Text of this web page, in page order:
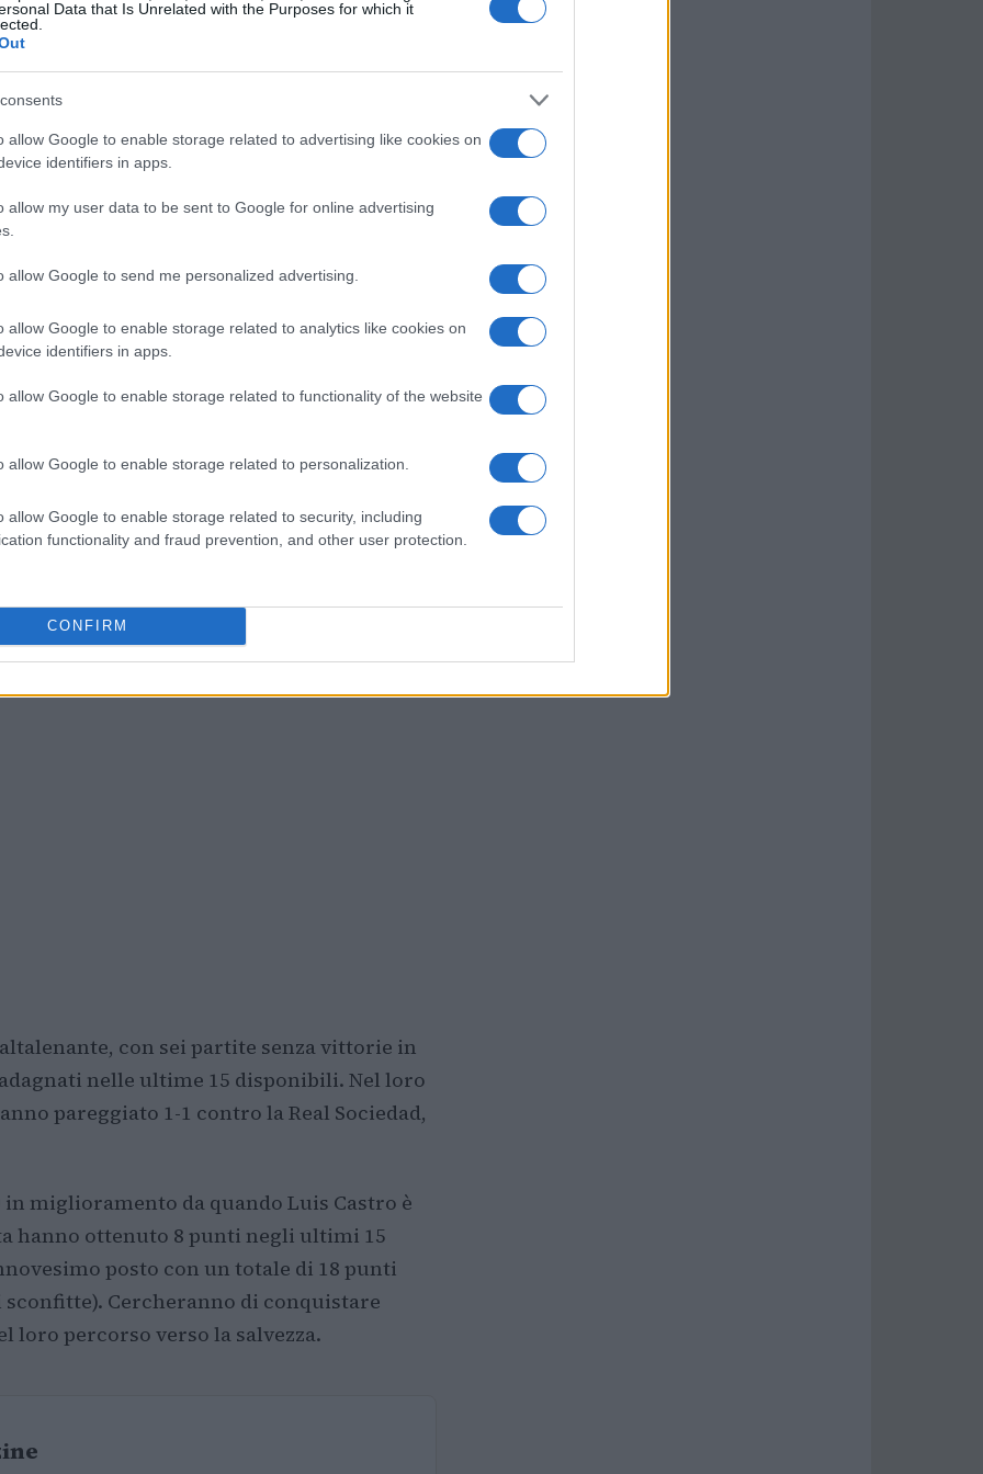
Data that Is Unrelated with the Purposes for which it
allow Google to enable storage related to advertising like cookies on
identifiers in apps.
allow my user data to be sent to Google for online advertising
allow Google to send me personalized advertising.
allow Google to enable storage related to analytics like cookies on
identifiers in apps.
allow Google to enable storage related to functionality of the website
allow Google to enable storage related to personalization.
allow Google to enable storage related to security, including
functionality and fraud prevention, and other user protection.
CONFIRM
su una squadra rinvigorita dopo
Coppa del Re. Hanno superato il Valencia
un gol di Iñaki Williams al 96° minuto.
un importante derby vasco nella coppa
sulla competizione di LaLiga EA
dopo un’eliminazione nella UEFA
lo Sporting CP in casa. Non è
cruciale focalizzarsi sulla LaLiga e sulla
Club si trova all’undicesimo posto con 25
sconfitte. La squadra spera di tornare al
alle prime dieci posizioni della classifica.
con sei partite senza vittorie in
nelle ultime 15 disponibili. Nel loro
pareggiato 1-1 contro la Real Sociedad,
miglioramento da quando Luis Castro è
hanno ottenuto 8 punti negli ultimi 15
posto con un totale di 18 punti
Cercheranno di conquistare
loro percorso verso la salvezza.